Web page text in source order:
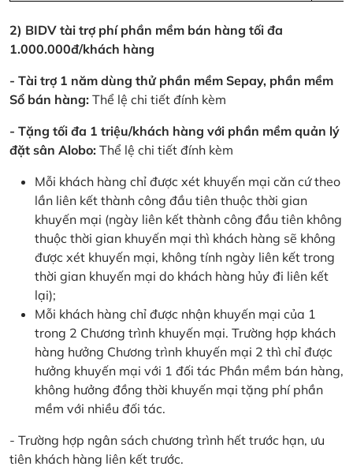
2) BIDV tài trợ phí phần mềm bán hàng tối đa
1.000.000đ/khách hàng
- Tài trợ 1 năm dùng thử phần mềm Sepay, phần mềm
Sổ bán hàng: Thể lệ chi tiết đính kèm
- Tặng tối đa 1 triệu/khách hàng với phần mềm quản lý
đặt sân Alobo: Thể lệ chi tiết đính kèm
Mỗi khách hàng chỉ được xét khuyến mại căn cứ theo
lần liên kết thành công đầu tiên thuộc thời gian
khuyến mại (ngày liên kết thành công đầu tiên không
thuộc thời gian khuyến mại thì khách hàng sẽ không
được xét khuyến mại, không tính ngày liên kết trong
thời gian khuyến mại do khách hàng hủy đi liên kết
lại);
Mỗi khách hàng chỉ được nhận khuyến mại của 1
trong 2 Chương trình khuyến mại. Trường hợp khách
hàng hưởng Chương trình khuyến mại 2 thì chỉ được
hưởng khuyến mại với 1 đối tác Phần mềm bán hàng,
không hưởng đồng thời khuyến mại tặng phí phần
mềm với nhiều đối tác.
- Trường hợp ngân sách chương trình hết trước hạn, ưu
tiên khách hàng liên kết trước.